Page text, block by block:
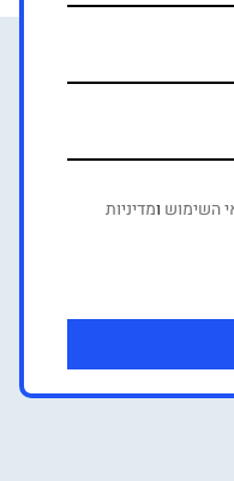
השימוש ומדיניות